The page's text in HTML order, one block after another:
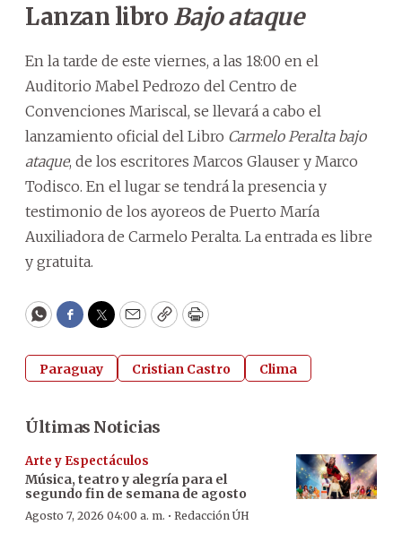
Lanzan libro Bajo ataque
En la tarde de este viernes, a las 18:00 en el
Auditorio Mabel Pedrozo del Centro de
Convenciones Mariscal, se llevará a cabo el
lanzamiento oficial del Libro Carmelo Peralta bajo
ataque, de los escritores Marcos Glauser y Marco
Todisco. En el lugar se tendrá la presencia y
testimonio de los ayoreos de Puerto María
Auxiliadora de Carmelo Peralta. La entrada es libre
y gratuita.
WhatsApp
Facebook
Twitter
EmailCopyPrint
Paraguay Cristian Castro Clima
Últimas Noticias
Arte y Espectáculos
Música, teatro y alegría para el
segundo fin de semana de agosto
Agosto 7, 2026 04:00 a. m. · Redacción ÚH